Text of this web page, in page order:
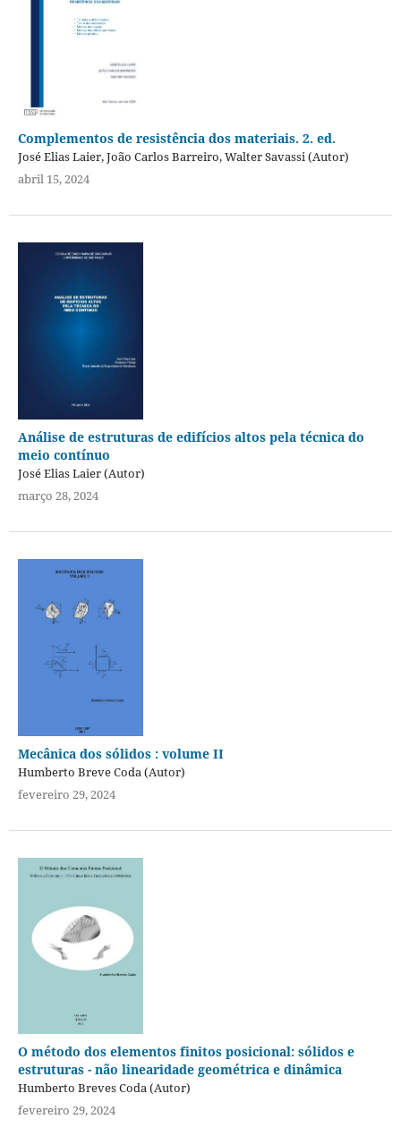
Complementos de resistência dos materiais. 2. ed.
José Elias Laier, João Carlos Barreiro, Walter Savassi (Autor)
abril 15, 2024
Análise de estruturas de edifícios altos pela técnica do
meio contínuo
José Elias Laier (Autor)
março 28, 2024
Mecânica dos sólidos : volume II
Humberto Breve Coda (Autor)
fevereiro 29, 2024
O método dos elementos finitos posicional: sólidos e
estruturas - não linearidade geométrica e dinâmica
Humberto Breves Coda (Autor)
fevereiro 29, 2024